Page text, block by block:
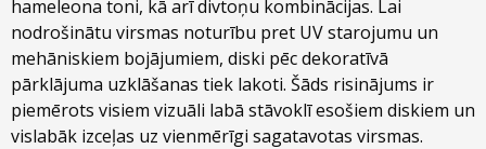
hameleona toni, kā arī divtoņu kombinācijas. Lai
nodrošinātu virsmas noturību pret UV starojumu un
mehāniskiem bojājumiem, diski pēc dekoratīvā
pārklājuma uzklāšanas tiek lakoti. Šāds risinājums ir
piemērots visiem vizuāli labā stāvoklī esošiem diskiem un
vislabāk izceļas uz vienmērīgi sagatavotas virsmas.